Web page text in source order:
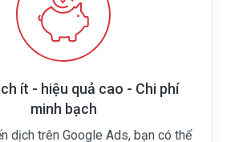
ít - hiệu quả cao - Chi phí
minh bạch
dịch trên Google Ads, bạn có thể